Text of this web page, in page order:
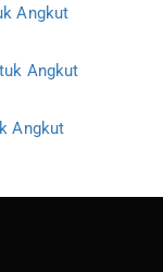
Angkut
Angkut
Angkut